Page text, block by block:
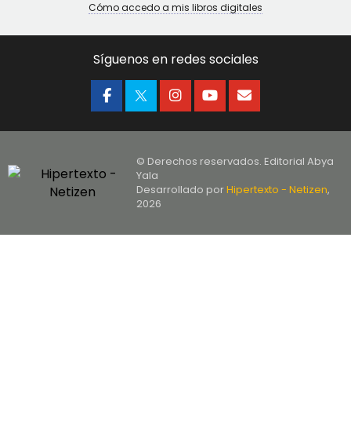
Cómo accedo a mis libros digitales
Síguenos en redes sociales
© Derechos reservados. Editorial Abya
Yala
Desarrollado porHipertexto - Netizen,
2026